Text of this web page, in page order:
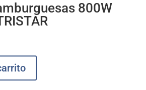
800W